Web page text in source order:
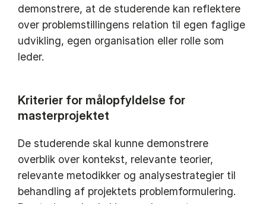
demonstrere, at de studerende kan reflektere
over problemstillingens relation til egen faglige
udvikling, egen organisation eller rolle som
leder.
Kriterier for målopfyldelse for
masterprojektet
De studerende skal kunne demonstrere
overblik over kontekst, relevante teorier,
relevante metodikker og analysestrategier til
behandling af projektets problemformulering.